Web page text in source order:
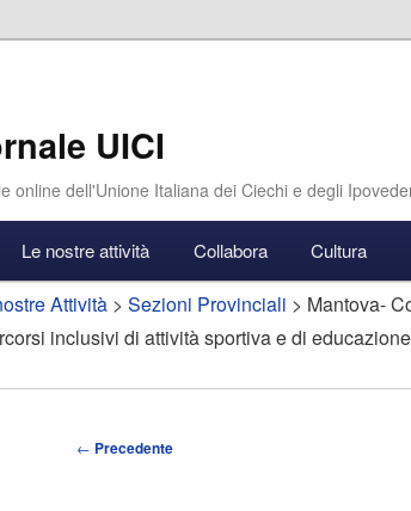
UICI
online dell'Unione Italiana dei Ciechi e degli
Le nostre attività Collabora Cultura
Attività > Sezioni Provinciali > Mantova-
inclusivi di attività sportiva e di
Navigazione
← Precedente